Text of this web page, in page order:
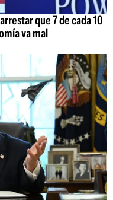
que 7 de cada 10
va mal